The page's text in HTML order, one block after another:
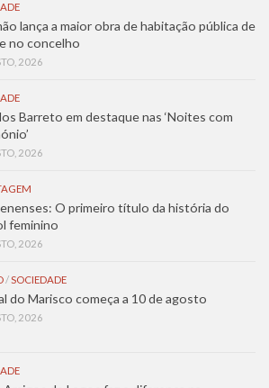
lança a maior obra de habitação pública de
no concelho
2026
Barreto em destaque nas ‘Noites com
2026
O primeiro título da história do
feminino
2026
/SOCIEDADE
do Marisco começa a 10 de agosto
2026